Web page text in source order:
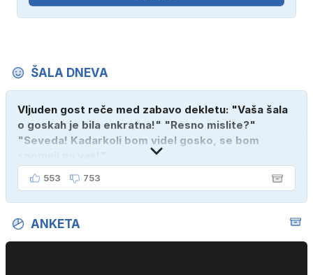
ŠALA DNEVA
Vljuden gost reče med zabavo dekletu: "Vaša šala
o goskah je bila enkratna!" "Resno mislite?"
"Seveda! Kadarkoli bom videl gosko, se bom
553 753
ANKETA